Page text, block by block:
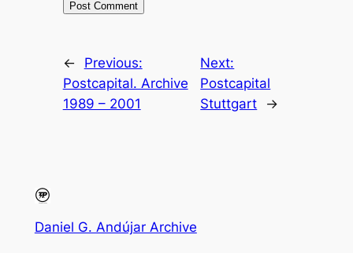
←
Previous:
Postcapital. Archive
1989 – 2001
Next:
Postcapital
Stuttgart
→
Daniel G. Andújar Archive